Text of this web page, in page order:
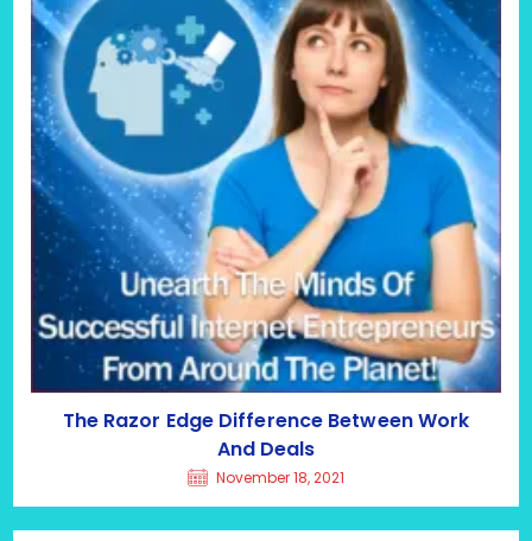
The Razor Edge Difference Between Work
And Deals
November 18, 2021